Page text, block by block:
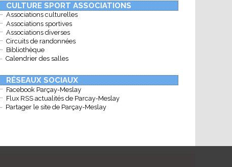
CULTURE SPORT ASSOCIATIONS
Associations culturelles
Associations sportives
Associations diverses
Circuits de randonnées
Bibliothèque
Calendrier des salles
RÉSEAUX SOCIAUX
Facebook Parçay-Meslay
Flux RSS actualités de Parcay-Meslay
Partager le site de Parçay-Meslay